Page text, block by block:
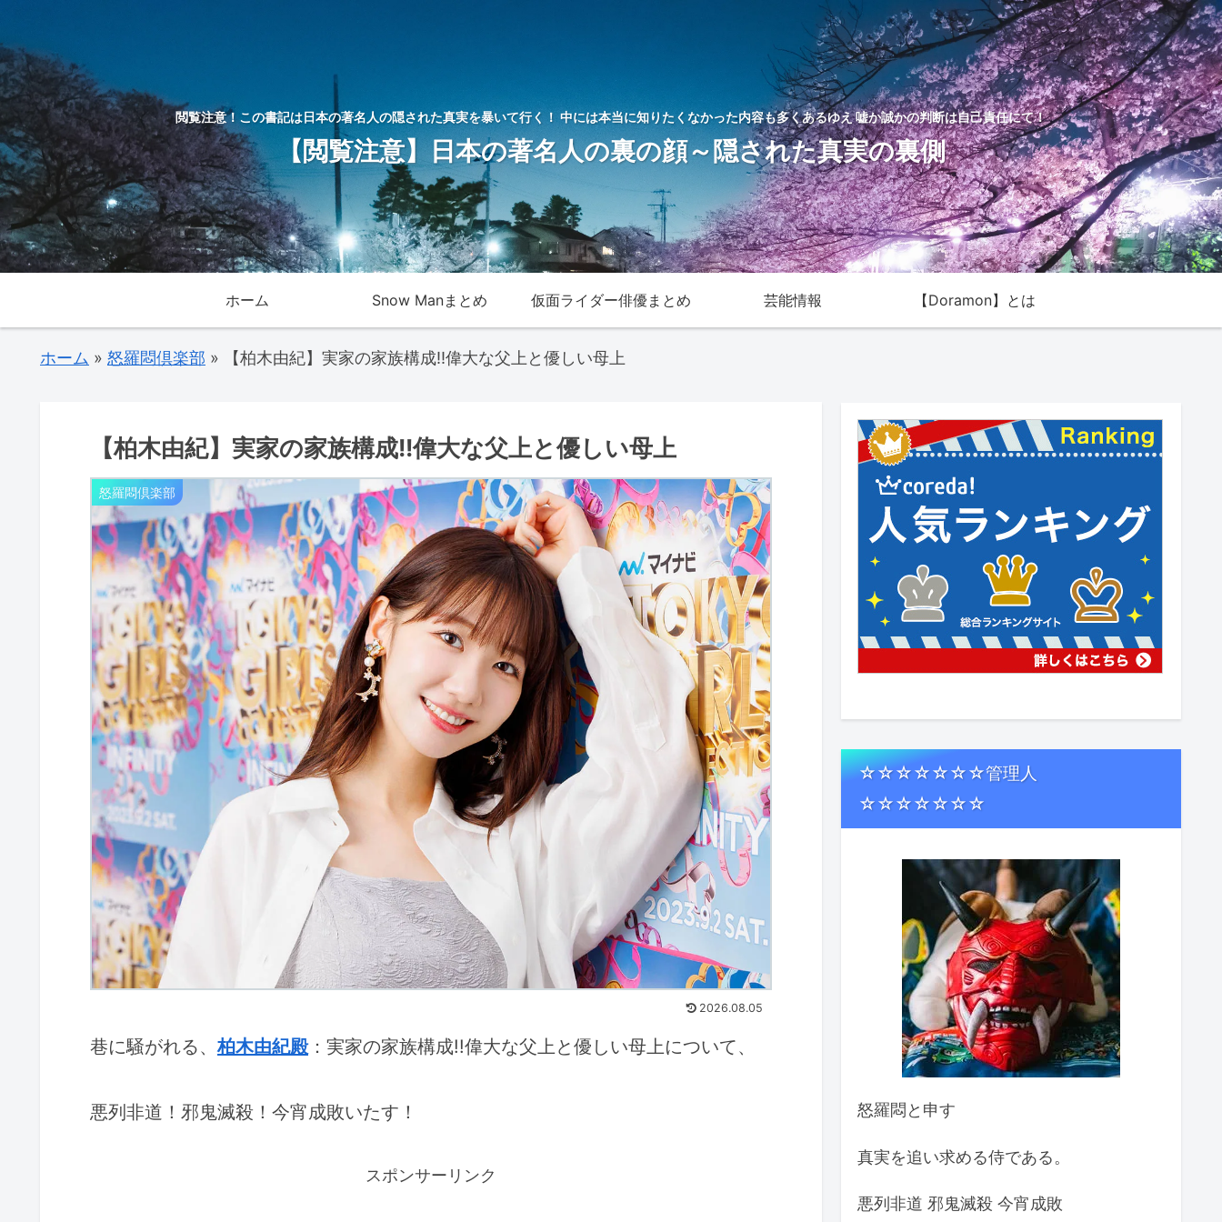
閲覧注意！この書記は日本の著名人の隠された真実を暴いて行く！ 中には本当に知りたくなかった内容も多くあるゆえ 嘘か誠かの判断は自己責任にて！
【閲覧注意】日本の著名人の裏の顔～隠された真実の裏側
ホーム Snow Manまとめ 仮面ライダー俳優まとめ 芸能情報 【Doramon】とは
ホーム » 怒羅悶倶楽部 » 【柏木由紀】実家の家族構成!!偉大な父上と優しい母上
【柏木由紀】実家の家族構成!!偉大な父上と優しい母上
怒羅悶倶楽部
2026.08.05
巷に騒がれる、柏木由紀殿：実家の家族構成!!偉大な父上と優しい母上について、
悪列非道！邪鬼滅殺！今宵成敗いたす！
スポンサーリンク
☆☆☆☆☆☆☆管理人
☆☆☆☆☆☆☆
怒羅悶と申す
真実を追い求める侍である。
悪列非道 邪鬼滅殺 今宵成敗